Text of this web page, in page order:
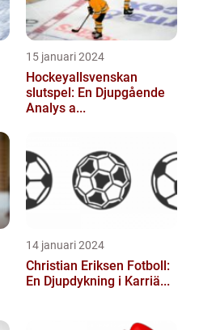
15 januari 2024
Hockeyallsvenskan
slutspel: En Djupgående
Analys a...
14 januari 2024
Christian Eriksen Fotboll:
En Djupdykning i Karriä...